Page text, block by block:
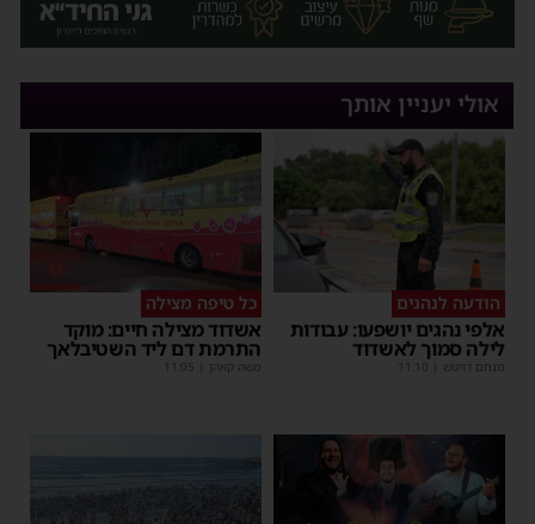
אולי יעניין אותך
הודעה לנהגים
אלפי נהגים יושפעו: עבודות
לילה סמוך לאשדוד
מנחם דויטש 11:10
כל טיפה מצילה
אשדוד מצילה חיים: מוקד
התרמת דם ליד השטיבלאך
משה קאהן 11:05